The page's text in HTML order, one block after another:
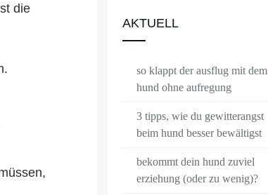
die
AKTUELL
so klappt der ausflug mit dem
hund ohne aufregung
3 tipps, wie du gewitterangst
beim hund besser bewältigst
bekommt dein hund zuviel
erziehung (oder zu wenig)?